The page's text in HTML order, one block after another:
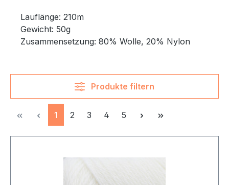
Lauflänge: 210m
Gewicht: 50g
Zusammensetzung: 80% Wolle, 20% Nylon
Produkte filtern
Seite
1 Seite
2 Seite
3 Seite
4 Seite
5